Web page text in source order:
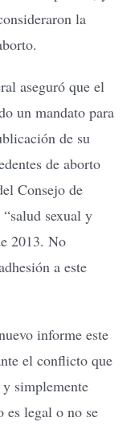
la
aseguró que el
un mandato para
de su
de aborto
Consejo de
sexual y
2013. No
a este
informe este
el conflicto que
simplemente
es legal o no se